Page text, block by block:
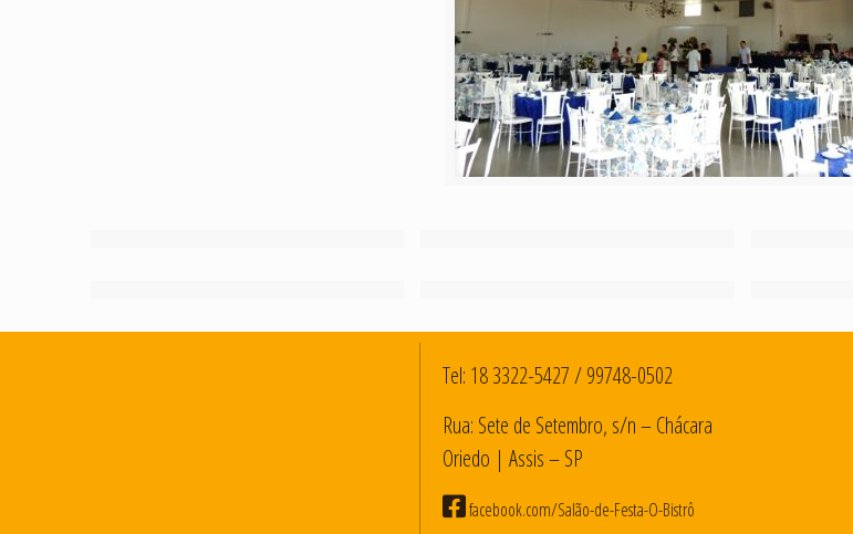
Tel: 18 3322-5427/99748-0502
Rua: Sete de Setembro, s/n – Chácara
Oriedo | Assis – SP
facebook.com/Salão-de-Festa-O-Bistrô